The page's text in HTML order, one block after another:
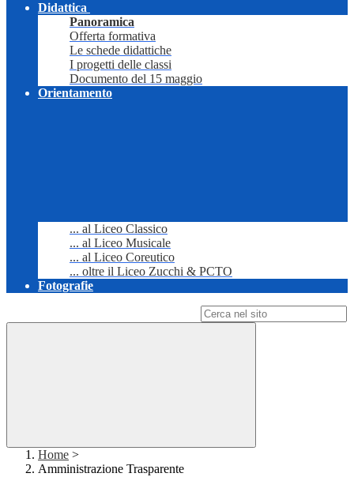
Didattica
Panoramica
Offerta formativa
Le schede didattiche
I progetti delle classi
Documento del 15 maggio
Orientamento
... al Liceo Classico
... al Liceo Musicale
... al Liceo Coreutico
... oltre il Liceo Zucchi & PCTO
Fotografie
Home >
Amministrazione Trasparente